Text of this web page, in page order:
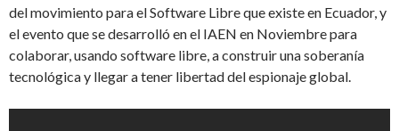
del movimiento para el Software Libre que existe en Ecuador, y
el evento que se desarrolló en el IAEN en Noviembre para
colaborar, usando software libre, a construir una soberanía
tecnológica y llegar a tener libertad del espionaje global.